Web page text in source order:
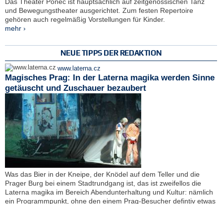
und Bewegungstheater ausgerichtet. Zum festen Repertoire
gehören auch regelmäßig Vorstellungen für Kinder.
mehr ›
NEUE TIPPS DER REDAKTION
www.laterna.cz
Magisches Prag: In der Laterna magika werden Sinne
getäuscht und Zuschauer bezaubert
Was das Bier in der Kneipe, der Knödel auf dem Teller und die
Prager Burg bei einem Stadtrundgang ist, das ist zweifellos die
Laterna magika im Bereich Abendunterhaltung und Kultur: nämlich
ein Programmpunkt, ohne den einem Prag-Besucher defintiv etwas